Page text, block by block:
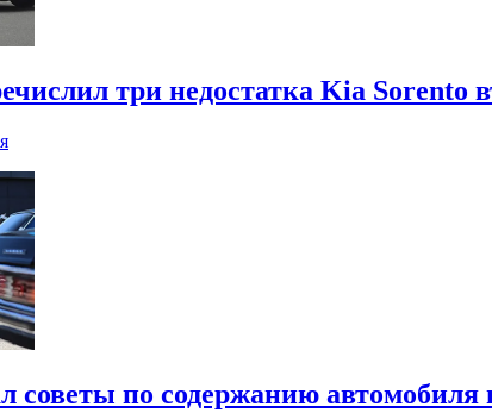
три недостатка Kia Sorento
советы по содержанию автомобиля